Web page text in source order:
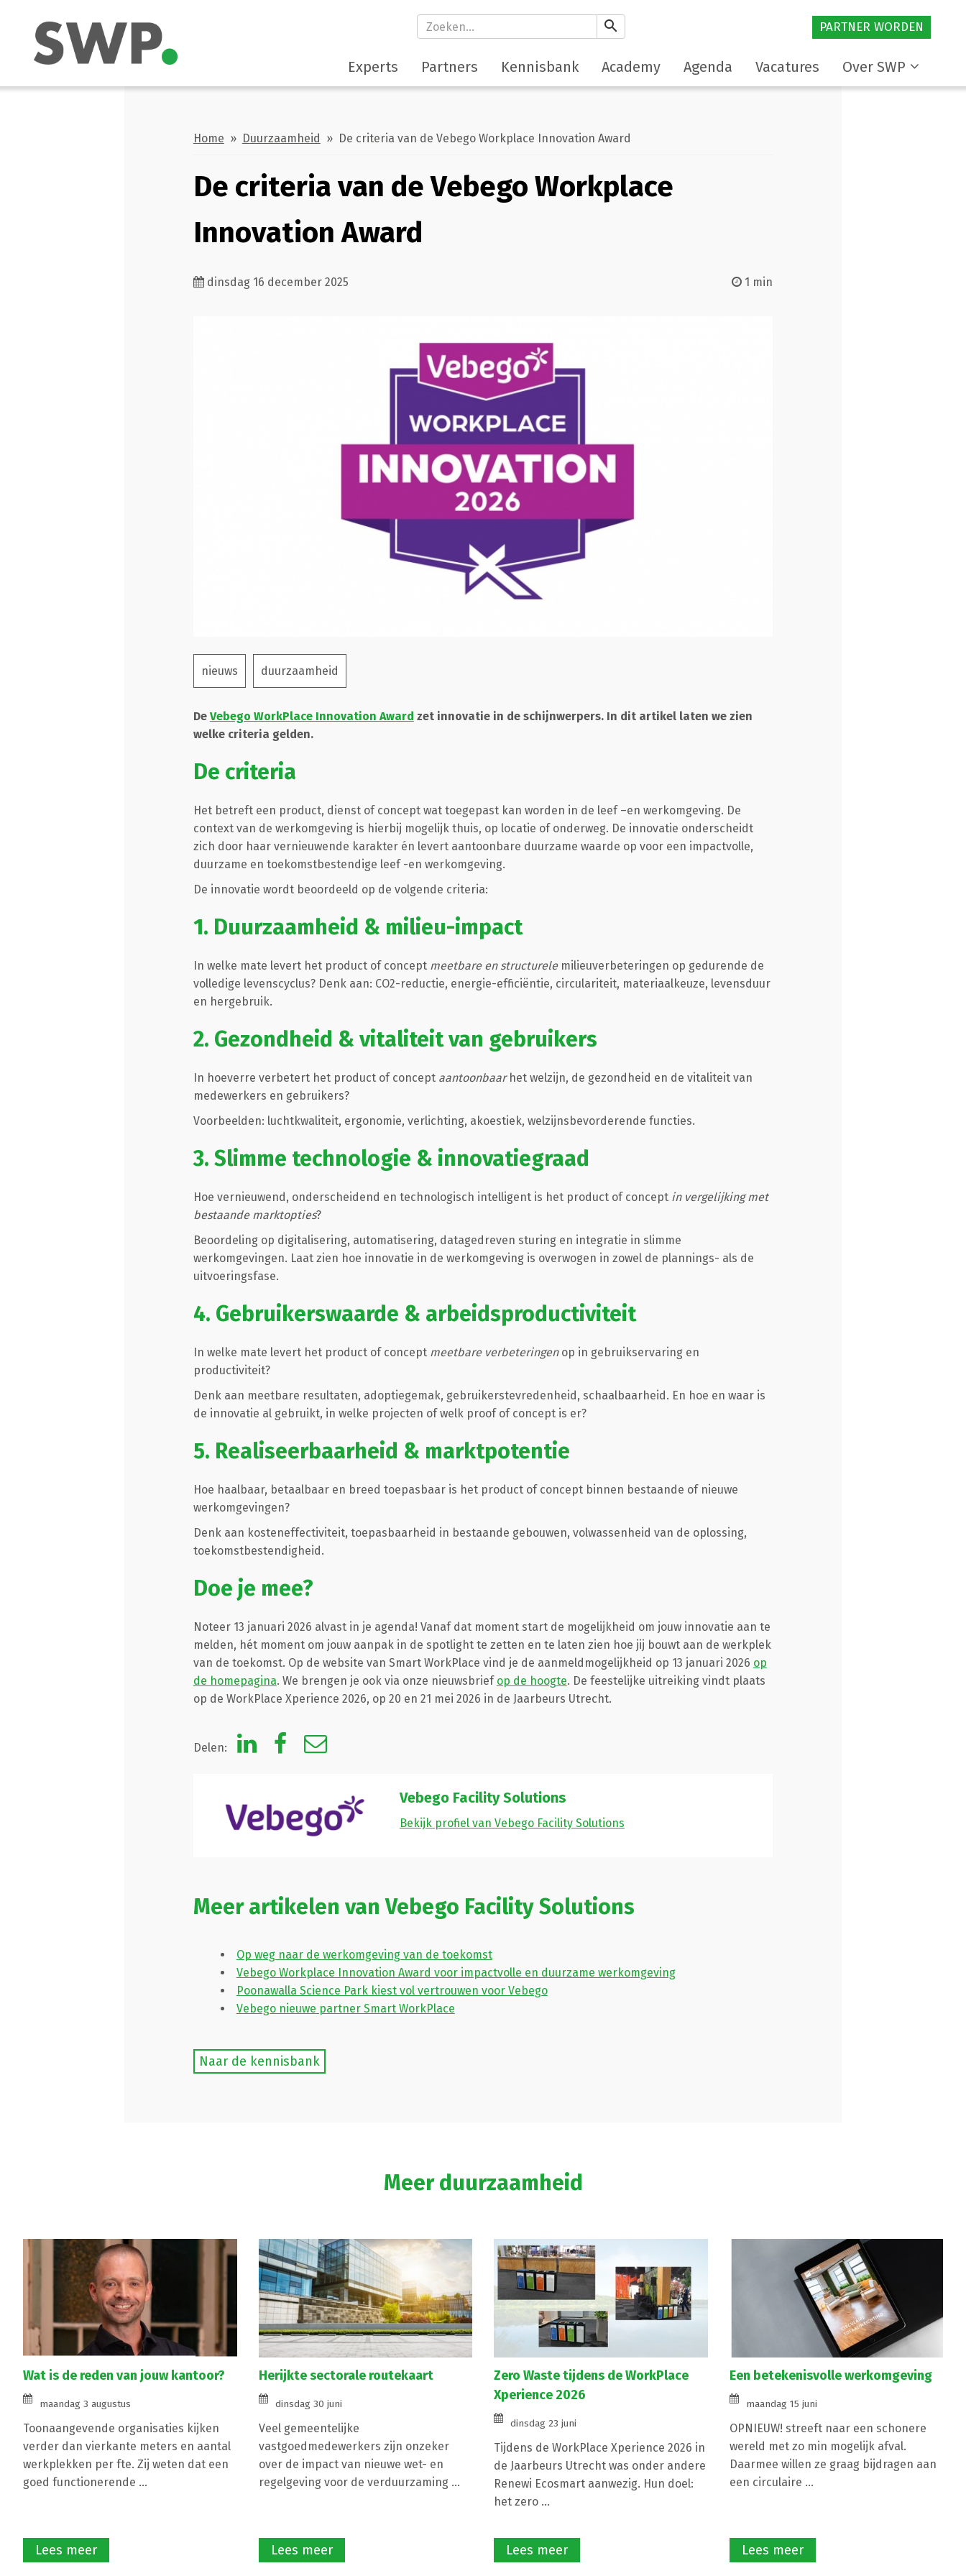
search PARTNER WORDEN
Experts Partners Kennisbank Academy Agenda Vacatures Over SWP
Home » Duurzaamheid » De criteria van de Vebego Workplace Innovation Award
De criteria van de Vebego Workplace
Innovation Award
dinsdag 16 december 2025 1 min
nieuws duurzaamheid
De Vebego WorkPlace Innovation Award zet innovatie in de schijnwerpers. In dit artikel laten we zien
welke criteria gelden.
De criteria
Het betreft een product, dienst of concept wat toegepast kan worden in de leef –en werkomgeving. De
context van de werkomgeving is hierbij mogelijk thuis, op locatie of onderweg. De innovatie onderscheidt
zich door haar vernieuwende karakter én levert aantoonbare duurzame waarde op voor een impactvolle,
duurzame en toekomstbestendige leef -en werkomgeving.
De innovatie wordt beoordeeld op de volgende criteria:
1. Duurzaamheid & milieu-impact
In welke mate levert het product of concept meetbare en structurelemilieuverbeteringen op gedurende de
volledige levenscyclus? Denk aan: CO2-reductie, energie-efficiëntie, circulariteit, materiaalkeuze, levensduur
en hergebruik.
2. Gezondheid & vitaliteit van gebruikers
In hoeverre verbetert het product of concept aantoonbaarhet welzijn, de gezondheid en de vitaliteit van
medewerkers en gebruikers?
Voorbeelden: luchtkwaliteit, ergonomie, verlichting, akoestiek, welzijnsbevorderende functies.
3. Slimme technologie & innovatiegraad
Hoe vernieuwend, onderscheidend en technologisch intelligent is het product of concept in vergelijking met
bestaande marktopties?
Beoordeling op digitalisering, automatisering, datagedreven sturing en integratie in slimme
werkomgevingen. Laat zien hoe innovatie in de werkomgeving is overwogen in zowel de plannings- als de
uitvoeringsfase.
4. Gebruikerswaarde & arbeidsproductiviteit
In welke mate levert het product of concept meetbare verbeteringenop in gebruikservaring en
productiviteit?
Denk aan meetbare resultaten, adoptiegemak, gebruikerstevredenheid, schaalbaarheid. En hoe en waar is
de innovatie al gebruikt, in welke projecten of welk proof of concept is er?
5. Realiseerbaarheid & marktpotentie
Hoe haalbaar, betaalbaar en breed toepasbaar is het product of concept binnen bestaande of nieuwe
werkomgevingen?
Denk aan kosteneffectiviteit, toepasbaarheid in bestaande gebouwen, volwassenheid van de oplossing,
toekomstbestendigheid.
Doe je mee?
Noteer 13 januari 2026 alvast in je agenda! Vanaf dat moment start de mogelijkheid om jouw innovatie aan te
melden, hét moment om jouw aanpak in de spotlight te zetten en te laten zien hoe jij bouwt aan de werkplek
van de toekomst. Op de website van Smart WorkPlace vind je de aanmeldmogelijkheid op 13 januari 2026 op
de homepagina. We brengen je ook via onze nieuwsbrief op de hoogte. De feestelijke uitreiking vindt plaats
op de WorkPlace Xperience 2026, op 20 en 21 mei 2026 in de Jaarbeurs Utrecht.
Delen:
Vebego Facility Solutions
Bekijk profiel van Vebego Facility Solutions
Meer artikelen van Vebego Facility Solutions
Op weg naar de werkomgeving van de toekomst
Vebego Workplace Innovation Award voor impactvolle en duurzame werkomgeving
Poonawalla Science Park kiest vol vertrouwen voor Vebego
Vebego nieuwe partner Smart WorkPlace
Naar de kennisbank
Meer duurzaamheid
Wat is de reden van jouw kantoor?
maandag 3 augustus
Toonaangevende organisaties kijken
verder dan vierkante meters en aantal
werkplekken per fte. Zij weten dat een
goed functionerende ...
Lees meer
Herijkte sectorale routekaart
dinsdag 30 juni
Veel gemeentelijke
vastgoedmedewerkers zijn onzeker
over de impact van nieuwe wet- en
regelgeving voor de verduurzaming ...
Lees meer
Zero Waste tijdens de WorkPlace
Xperience 2026
dinsdag 23 juni
Tijdens de WorkPlace Xperience 2026 in
de Jaarbeurs Utrecht was onder andere
Renewi Ecosmart aanwezig. Hun doel:
het zero ...
Lees meer
Een betekenisvolle werkomgeving
maandag 15 juni
OPNIEUW! streeft naar een schonere
wereld met zo min mogelijk afval.
Daarmee willen ze graag bijdragen aan
een circulaire ...
Lees meer